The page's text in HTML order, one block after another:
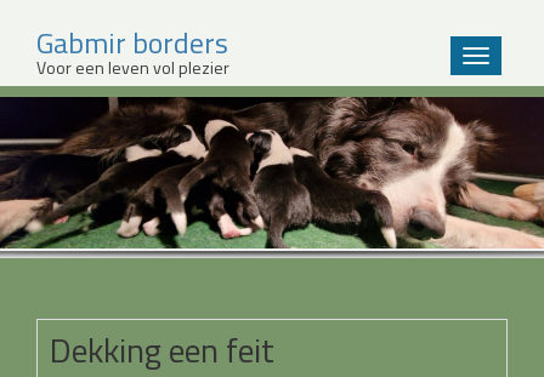
en
ga
meteen
naar
de
Gabmir borders
Voor een leven vol plezier
Wissel
navigatie
Dekking een feit